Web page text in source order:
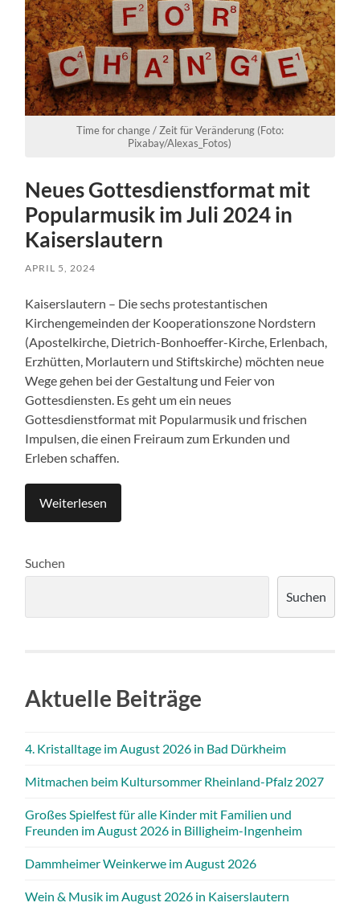
Time for change / Zeit für Veränderung (Foto:
Pixabay/Alexas_Fotos)
Neues Gottesdienstformat mit
Popularmusik im Juli 2024 in
Kaiserslautern
APRIL 5, 2024
Kaiserslautern – Die sechs protestantischen
Kirchengemeinden der Kooperationszone Nordstern
(Apostelkirche, Dietrich-Bonhoeffer-Kirche, Erlenbach,
Erzhütten, Morlautern und Stiftskirche) möchten neue
Wege gehen bei der Gestaltung und Feier von
Gottesdiensten. Es geht um ein neues
Gottesdienstformat mit Popularmusik und frischen
Impulsen, die einen Freiraum zum Erkunden und
Erleben schaffen.
Weiterlesen
Suchen
Suchen
Aktuelle Beiträge
4. Kristalltage im August 2026 in Bad Dürkheim
Mitmachen beim Kultursommer Rheinland-Pfalz 2027
Großes Spielfest für alle Kinder mit Familien und
Freunden im August 2026 in Billigheim-Ingenheim
Dammheimer Weinkerwe im August 2026
Wein & Musik im August 2026 in Kaiserslautern